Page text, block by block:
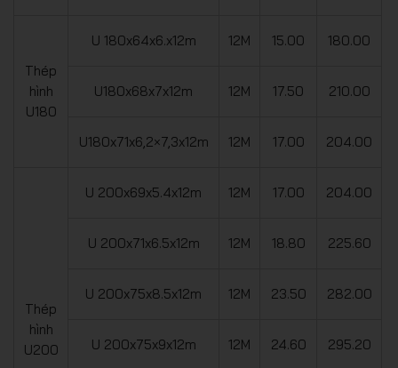
Thép
hình
U180
U 180x64x6.x12m 12M 15.00 180.00
U180x68x7x12m 12M 17.50 210.00
U180x71x6,2×7,3x12m 12M 17.00 204.00
Thép
hình
U200
U 200x69x5.4x12m 12M 17.00 204.00
U 200x71x6.5x12m 12M 18.80 225.60
U 200x75x8.5x12m 12M 23.50 282.00
U 200x75x9x12m 12M 24.60 295.20